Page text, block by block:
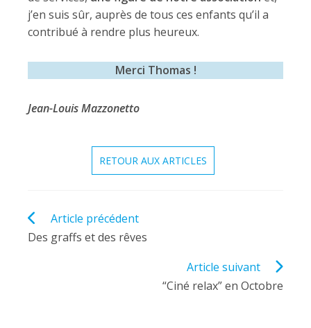
j’en suis sûr, auprès de tous ces enfants qu’il a
contribué à rendre plus heureux.
Merci Thomas !
Jean-Louis Mazzonetto
RETOUR AUX ARTICLES
Read
more
articles
Article précédent
Des graffs et des rêves
Article suivant
“Ciné relax” en Octobre